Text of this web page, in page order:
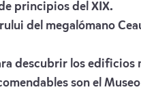
principios del XIX.
del megalómano
descubrir los edificios
son el